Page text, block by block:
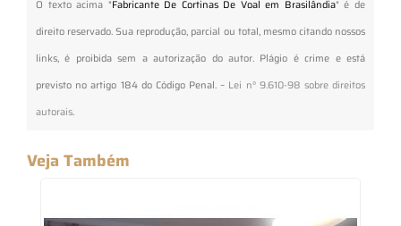
O texto acima "Fabricante De Cortinas De Voal em Brasilândia" é de
direito reservado. Sua reprodução, parcial ou total, mesmo citando nossos
links, é proibida sem a autorização do autor. Plágio é crime e está
previsto no artigo 184 do Código Penal. – Lei n° 9.610-98 sobre direitos
autorais.
Veja Também